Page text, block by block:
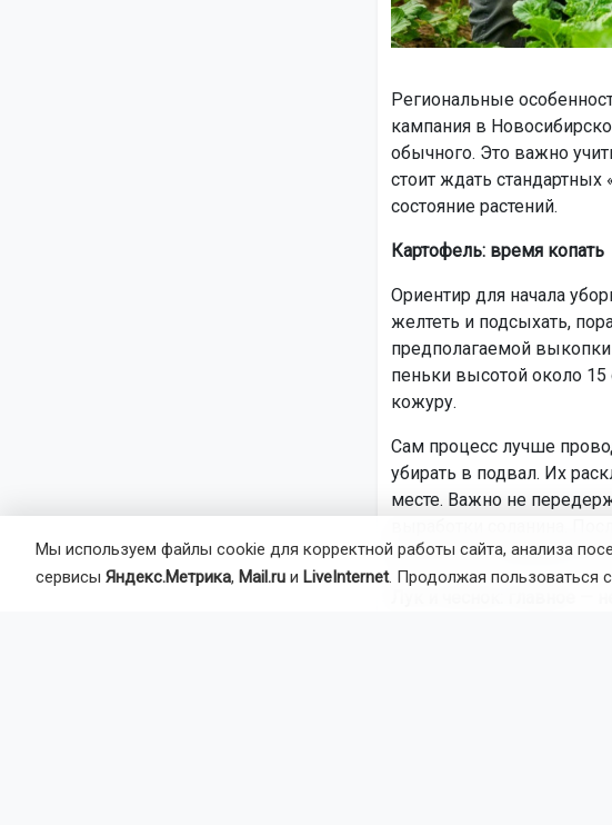
Региональные
кампания в
обычного. Это важно
стоит ждать стандартных
состояние растений.
Картофель: время копать
Ориентир для начала
желтеть и подсыхать,
предполагаемой
пеньки высотой около
кожуру.
Сам процесс лучше
убирать в подвал. Их
месте. Важно не
больные и поврежденные
Мы используем файлы cookie для корректной работы сайта, анализа
сервисы Яндекс.Метрика, Mail.ru и LiveInternet. Продолжая пользоваться